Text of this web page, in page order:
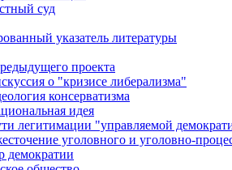
суд
указатель литературы
проекта
о "кризисе либерализма"
консерватизма
идея
легитимации "управляемой
уголовного и уголовно-
демократии